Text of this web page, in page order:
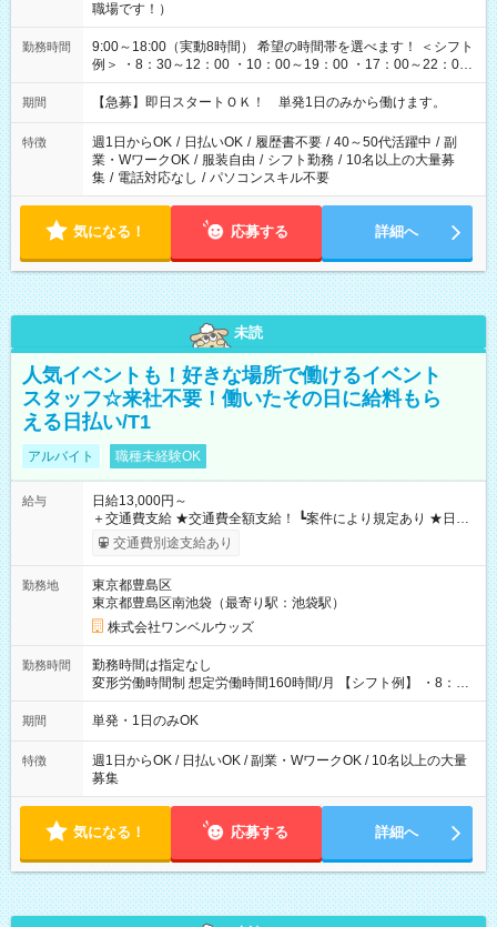
職場です！）
勤務時間
9:00～18:00（実動8時間） 希望の時間帯を選べます！ ＜シフト
例＞ ・8：30～12：00 ・10：00～19：00 ・17：00～22：00
・13：00～22：00 ・22：00～翌6：00 など
期間 【急募】即日スタートＯＫ！ 単発1日のみから働けます。
特徴 週1日からOK / 日払いOK / 履歴書不要 / 40～50代活躍中 / 副
業・WワークOK / 服装自由 / シフト勤務 / 10名以上の大量募
集 / 電話対応なし / パソコンスキル不要
気になる！ 応募する 詳細へ
未読
人気イベントも！好きな場所で働けるイベント
スタッフ☆来社不要！働いたその日に給料もら
える日払い/T1
アルバイト 職種未経験OK
給与
日給13,000円～
＋交通費支給 ★交通費全額支給！ ┗案件により規定あり ★日払
いOK！（規定あり） ┗働いたその日に現金GET♪ お仕事後はコ
ンビニATMから 日払い分を引き落とせます！ 【試用期間】試
交通費別途支給あり
勤務地
東京都豊島区
東京都豊島区南池袋（最寄り駅：池袋駅）
株式会社ワンベルウッズ
勤務時間
勤務時間は指定なし
変形労働時間制 想定労働時間160時間/月 【シフト例】 ・8：00
～21：00
期間 単発・1日のみOK
特徴
週1日からOK / 日払いOK / 副業・WワークOK / 10名以上の大量
募集
気になる！ 応募する 詳細へ